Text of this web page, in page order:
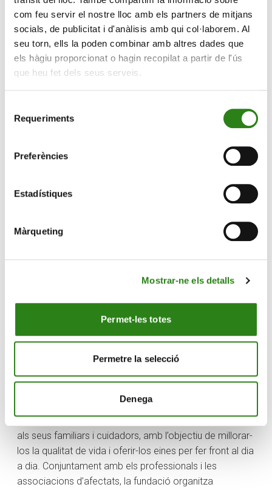
com feu servir el nostre lloc amb els partners de mitjans
socials, de publicitat i d'anàlisis amb qui col·laborem. Al
seu torn, ells la poden combinar amb altres dades que
els hàgiu proporcionat o hagin recopilat a partir de l'ús
que heu fet dels seus serveis.
Requeriments
Preferències
Estadístiques
Màrqueting
Mostrar-ne els detalls
Permet-les totes
Permetre la selecció
Denega
més natural».
Així doncs, els aliments naturals tenen una absorció
s’eviten pujades dràstiques de glucosa. Per la banda de
la curació de les ferides, l’alimentació juga un paper
molt important. «Com més proteïnes mengis, més
ajudaràs a cicatritzar. Això també és sota supervisió,
una cosa, però a la llarga et pot fer mal en una altra» ha
mencionat Mateos. La clau està en el control i la
conscienciació del que es pateix i es pren, aspecte en
La iniciativa s’emmarca en el programa ‘La salut al dia’
oferir informació i formació a les persones afectades
per problemàtiques i malalties de gran impacte social i
als seus familiars i cuidadors, amb l’objectiu de millorar-
los la qualitat de vida i oferir-los eines per fer front al dia
a dia. Conjuntament amb els professionals i les
associacions d’afectats, la fundació organitza